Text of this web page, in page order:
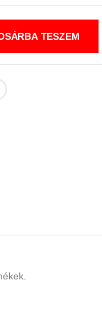
TESZEM